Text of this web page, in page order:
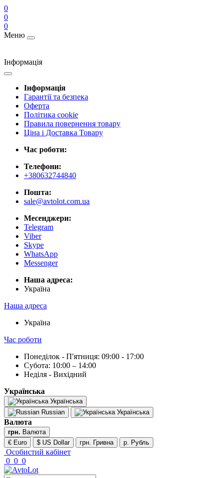
0
0
0
Меню
Інформація
Інформація
Гарантії та безпека
Оферта
Політика cookie
Правила повернення товару
Ціна і Доставка Товару
Час роботи:
Телефони:
+380632744840
Пошта:
sale@avtolot.com.ua
Месенджери:
Telegram
Viber
Skype
WhatsApp
Messenger
Наша адреса:
Українa
Наша адреса
Українa
Час роботи
Понеділок - П'ятниця: 09:00 - 17:00
Субота: 10:00 – 14:00
Неділя - Вихідний
Українська
Українська
Russian
Українська
Валюта
грн. Валюта
€ Euro
$ US Dollar грн. Гривна р. Рубль
Особистий кабінет
0 0 0